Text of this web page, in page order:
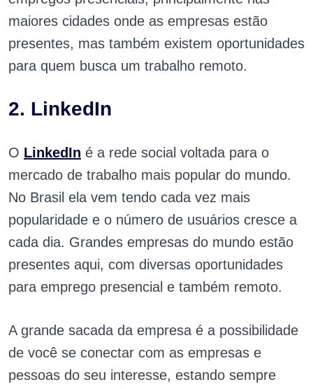
maiores cidades onde as empresas estão
presentes, mas também existem oportunidades
para quem busca um trabalho remoto.
2. LinkedIn
O LinkedIn é a rede social voltada para o
mercado de trabalho mais popular do mundo.
No Brasil ela vem tendo cada vez mais
popularidade e o número de usuários cresce a
cada dia. Grandes empresas do mundo estão
presentes aqui, com diversas oportunidades
para emprego presencial e também remoto.
A grande sacada da empresa é a possibilidade
de você se conectar com as empresas e
pessoas do seu interesse, estando sempre